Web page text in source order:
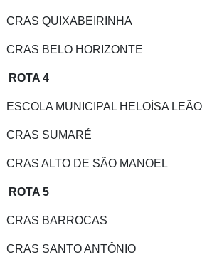
CRAS QUIXABEIRINHA
CRAS BELO HORIZONTE
ROTA 4
ESCOLA MUNICIPAL HELOÍSA LEÃO
CRAS SUMARÉ
CRAS ALTO DE SÃO MANOEL
ROTA 5
CRAS BARROCAS
CRAS SANTO ANTÔNIO